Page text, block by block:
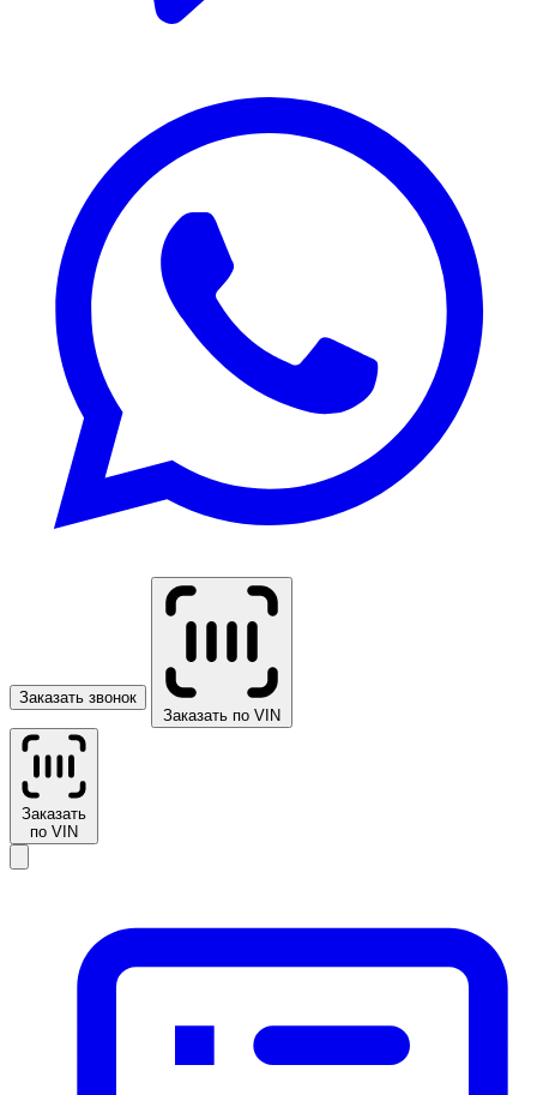
Заказать звонок
Заказать по VIN
Заказать
по VIN